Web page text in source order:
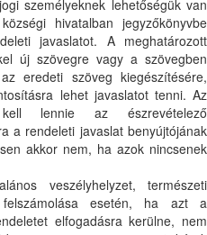
személyeknek lehetőségük van
hivatalban jegyzőkönyvbe
javaslatot. A meghatározott
új szövegre vagy a szövegben
eredeti szöveg kiegészítésére,
lehet javaslatot tenni. Az
kell lennie az észrevételező
a rendeleti javaslat benyújtójának
akkor nem, ha azok nincsenek
veszélyhelyzet, természeti
felszámolása esetén, ha azt a
elfogadásra kerülne, nem